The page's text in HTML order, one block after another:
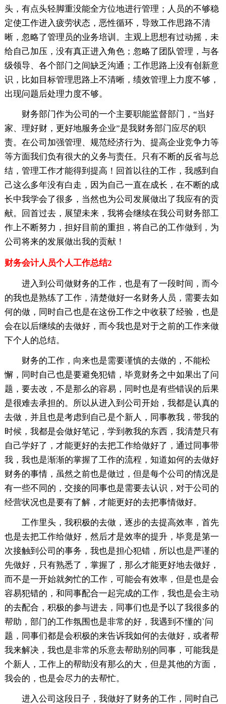
头，有点头轻脚重没能全方位地进行管理；人员的不够稳
定使工作进入疲劳状态，恶性循环，导致工作思路不清
晰，忽略了管理员的业务培训。主观上思想有过动摇，未
给自己加压，没有真正进入角色；忽略了团队管理，与各
级领导、各个部门之间缺乏沟通；工作思路上没有创新意
识，比如目标管理思路上不清晰，绩效管理上力度不够，
出现问题后处理力度不够。
财务部门作为公司的一个主要职能监督部门，“当好
家、理好财，更好地服务企业”是我财务部门应尽的职
责。在公司加强管理、规范经济行为、提高企业竞争力等
等方面我们负有很大的义务与责任。只有不断的反省与总
结，管理工作才能得到提高！回首以往的工作，我感到自
己这么多年没有白走，因为自己一直在成长，在不断的成
长中我学会了很多，当然也为公司发展做出了我应有的贡
献。回首过去，展望未来，我将会继续在我公司财务部工
作上不断努力，担好目前的重担，将自己的工作做到，为
公司将来的发展做出我的贡献！
财务会计人员个人工作总结2
进入到公司做财务的工作，也是有了一段时间，而今
的我也是熟练了工作，清楚做好一名财务人员，需要去如
何的做，同时自己也是在这份工作之中收获了经验，也是
会在以后继续的去做好，而今我也是对于之前的工作来做
下个人的总结。
财务的工作，向来也是需要谨慎的去做的，不能松
懈，同时自己也是要避免犯错，毕竟财务之中如果出了问
题，要去改，不是那么的容易，同时也是有些错误的后果
是很难去承担的。所以从进入到公司开始，我都是认真的
去做，并且也是考虑到自己是个新人，同事教我，带我的
时候，我都是会做好笔记，学到教我的东西，我清楚只有
自己学好了，才能更好的去把工作给做好了，通过同事带
我，我也是渐渐的掌握了工作的流程，知道如何的去做好
财务的事情，虽然之前也是做过，但是每个公司的情况是
有一些不同的，交接的同事也是需要去认识，对于公司的
经营状况也是要有了解，才能更好的去把事情做好。
工作里头，我积极的去做，逐步的去提高效率，首先
也是去把工作给做好，然后才是效率的提升，毕竟是第一
次接触到公司的事务，我也是担心犯错，所以也是严谨的
先做好，只有熟悉了，掌握了，那么才能更好地去做好，
而不是一开始就匆忙的工作，可能会有效率，但是也是会
容易犯错的，和同事配合一起完成的工作，我也是会主动
的去配合，积极的参与进去，同事们也是予以了我很多的
帮助，部门的工作氛围也是非常的好，我遇到不懂的`问
题，同事们都是会积极的来告诉我如何的去做好，或者帮
我来解决，我也是非常的乐意去帮助别的同事，可能我是
个新人，工作上的帮助没有那么的大，但是其他的方面，
我会的，也是会尽力的去帮忙。
进入公司这段日子，我做好了财务的工作，同时自己